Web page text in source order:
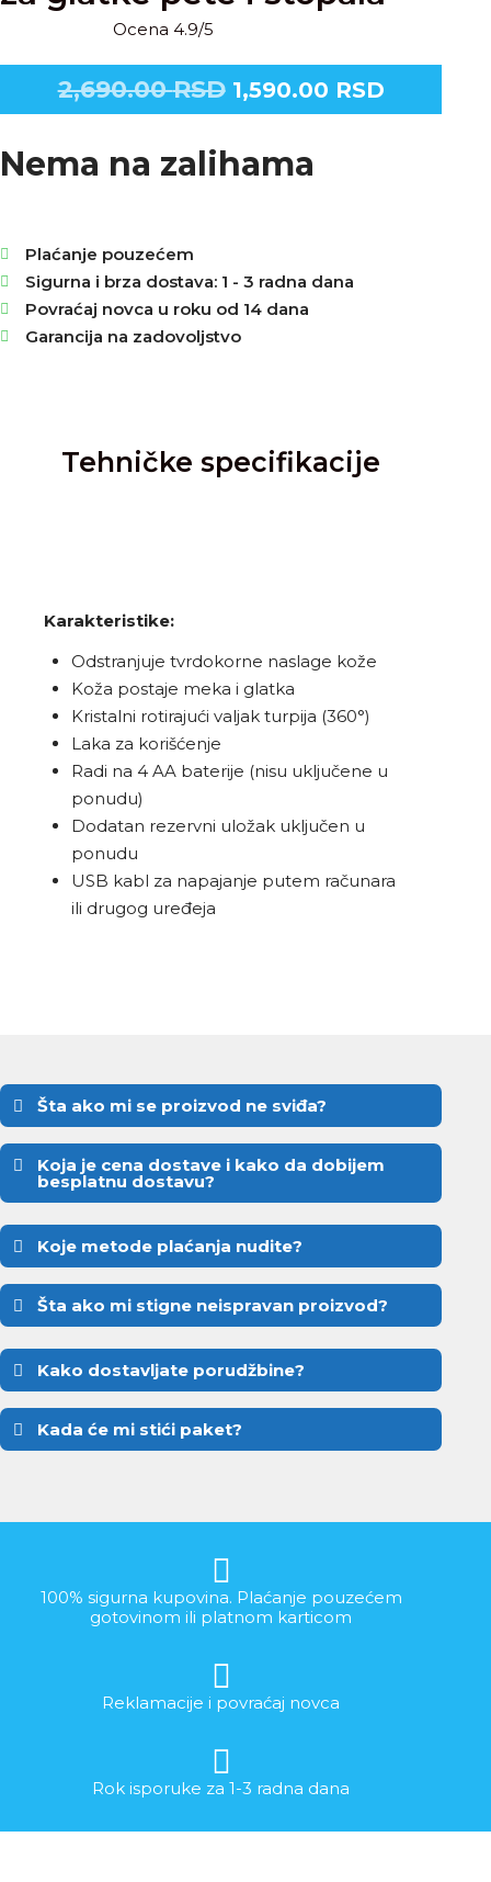
Ocena 4.9/5
2,690.00RSD 1,590.00 RSD
Nema na zalihama
Plaćanje pouzećem
Sigurna i brza dostava: 1 - 3 radna dana
Povraćaj novca u roku od 14 dana
Garancija na zadovoljstvo
Tehničke specifikacije
Karakteristike:
Odstranjuje tvrdokorne naslage kože
Koža postaje meka i glatka
Kristalni rotirajući valjak turpija (360°)
Laka za korišćenje
Radi na 4 AA baterije (nisu uključene u
ponudu)
Dodatan rezervni uložak uključen u
ponudu
USB kabl za napajanje putem računara
ili drugog uređeja
Šta ako mi se proizvod ne sviđa?
Koja je cena dostave i kako da dobijem
besplatnu dostavu?
Koje metode plaćanja nudite?
Šta ako mi stigne neispravan proizvod?
Kako dostavljate porudžbine?
Kada će mi stići paket?
100% sigurna kupovina. Plaćanje pouzećem
gotovinom ili platnom karticom
Reklamacije i povraćaj novca
Rok isporuke za 1-3 radna dana